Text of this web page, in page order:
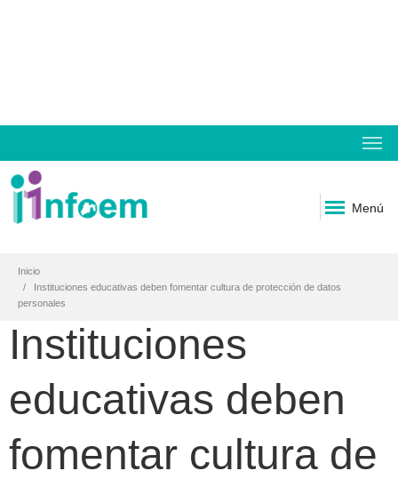
Menú
Inicio
Instituciones educativas deben fomentar cultura de protección de datos
personales
Instituciones
educativas deben
fomentar cultura de